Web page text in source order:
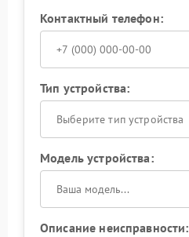
Контактный телефон:
Тип устройства:
Выберите тип устройства
Модель устройства:
Описание неисправности: